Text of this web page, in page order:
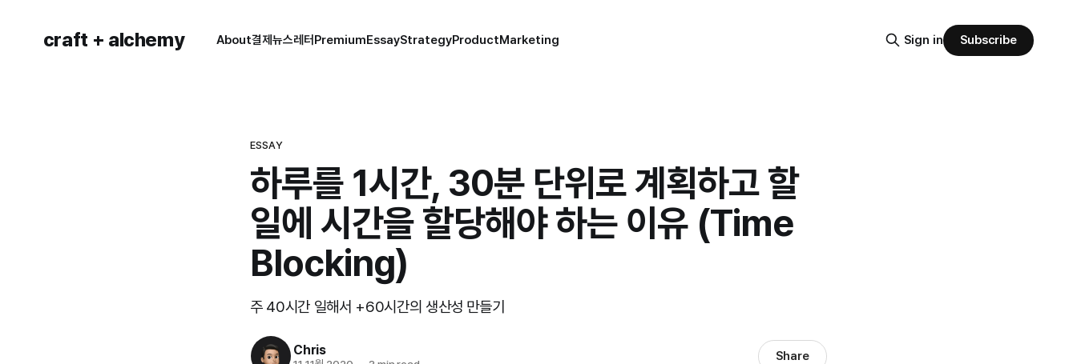
craft + alchemy About결제뉴스레터 PremiumEssayStrategyProductMarketing Sign in Subscribe
ESSAY
하루를 1시간, 30분 단위로 계획하고 할
일에 시간을 할당해야 하는 이유 (Time
Blocking)
주 40시간 일해서 +60시간의 생산성 만들기
Chris Share